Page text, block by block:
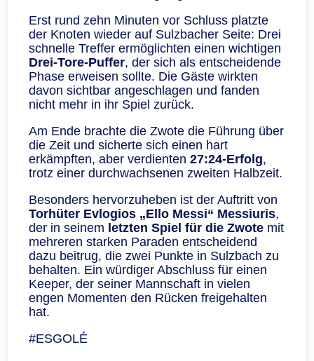
Erst rund zehn Minuten vor Schluss platzte
der Knoten wieder auf Sulzbacher Seite: Drei
schnelle Treffer ermöglichten einen wichtigen
Drei-Tore-Puffer, der sich als entscheidende
Phase erweisen sollte. Die Gäste wirkten
davon sichtbar angeschlagen und fanden
nicht mehr in ihr Spiel zurück.
Am Ende brachte die Zwote die Führung über
die Zeit und sicherte sich einen hart
erkämpften, aber verdienten 27:24-Erfolg,
trotz einer durchwachsenen zweiten Halbzeit.
Besonders hervorzuheben ist der Auftritt von
Torhüter Evlogios „Ello Messi“ Messiuris,
der in seinem letzten Spiel für die Zwote mit
mehreren starken Paraden entscheidend
dazu beitrug, die zwei Punkte in Sulzbach zu
behalten. Ein würdiger Abschluss für einen
Keeper, der seiner Mannschaft in vielen
engen Momenten den Rücken freigehalten
hat.
#ESGOLÉ